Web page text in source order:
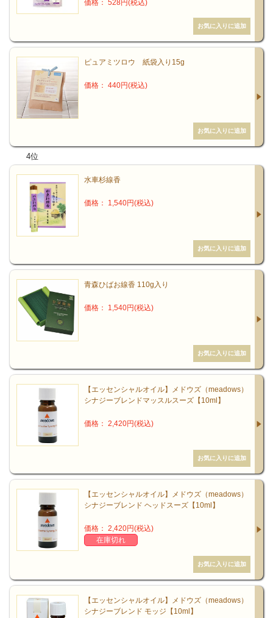
価格： 528円(税込)
ピュアミツロウ 紙袋入り15g
価格： 440円(税込)
4位
水車杉線香
価格： 1,540円(税込)
青森ひばお線香 110g入り
価格： 1,540円(税込)
【エッセンシャルオイル】メドウズ（meadows）
シナジーブレンドマッスルスーズ【10ml】
価格： 2,420円(税込)
【エッセンシャルオイル】メドウズ（meadows）
シナジーブレンド ヘッドスーズ【10ml】
価格： 2,420円(税込)
在庫切れ
【エッセンシャルオイル】メドウズ（meadows）
シナジーブレンド モッジ【10ml】